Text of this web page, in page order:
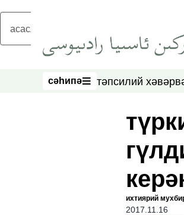
асаслиқ мәзмунға атлаң
сәһипә тәпсилий хәвәр
ихтиярий
2017.11.16